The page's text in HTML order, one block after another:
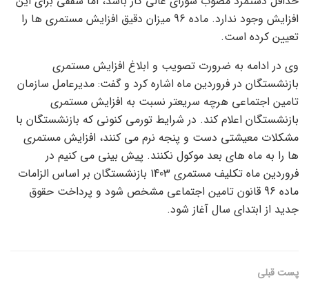
افزایش وجود ندارد. ماده 96 میزان دقیق افزایش مستمری ها را
تعیین کرده است.
وی در ادامه به ضرورت تصویب و ابلاغ افزایش مستمری
بازنشستگان در فروردین ماه اشاره کرد و گفت: مدیرعامل سازمان
تامین اجتماعی هرچه سریعتر نسبت به افزایش مستمری
بازنشستگان اعلام کند. در شرایط تورمی کنونی که بازنشستگان با
مشکلات معیشتی دست و پنجه نرم می کنند، افزایش مستمری
ها را به ماه های بعد موکول نکنند. پیش بینی می کنیم در
فروردین ماه تکلیف مستمری 1403 بازنشستگان بر اساس الزامات
ماده 96 قانون تامین اجتماعی مشخص شود و پرداخت حقوق
جدید از ابتدای سال آغاز شود.
پست قبلی